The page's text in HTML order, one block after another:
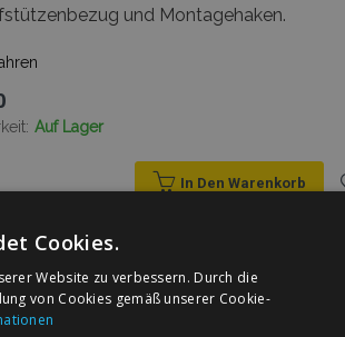
und Montagehaken.
Auf Lager
In Den Warenkorb
RS Stoff-Autositzbezüge
146
Cookies.
Website zu verbessern. Durch die
von Cookies gemäß unserer Cookie-